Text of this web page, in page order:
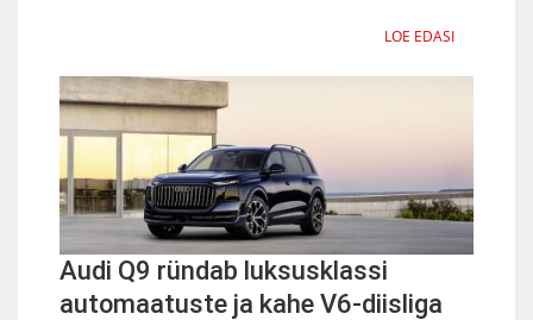
LOE EDASI
Audi Q9 ründab luksusklassi
automaatuste ja kahe V6-diisliga